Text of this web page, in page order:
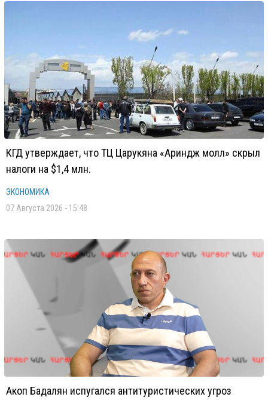
КГД утверждает, что ТЦ Царукяна «Ариндж молл» скрыл
налоги на $1,4 млн.
ЭКОНОМИКА
07 Августа 2026 - 15:48
Акоп Бадалян испугался антитуристических угроз